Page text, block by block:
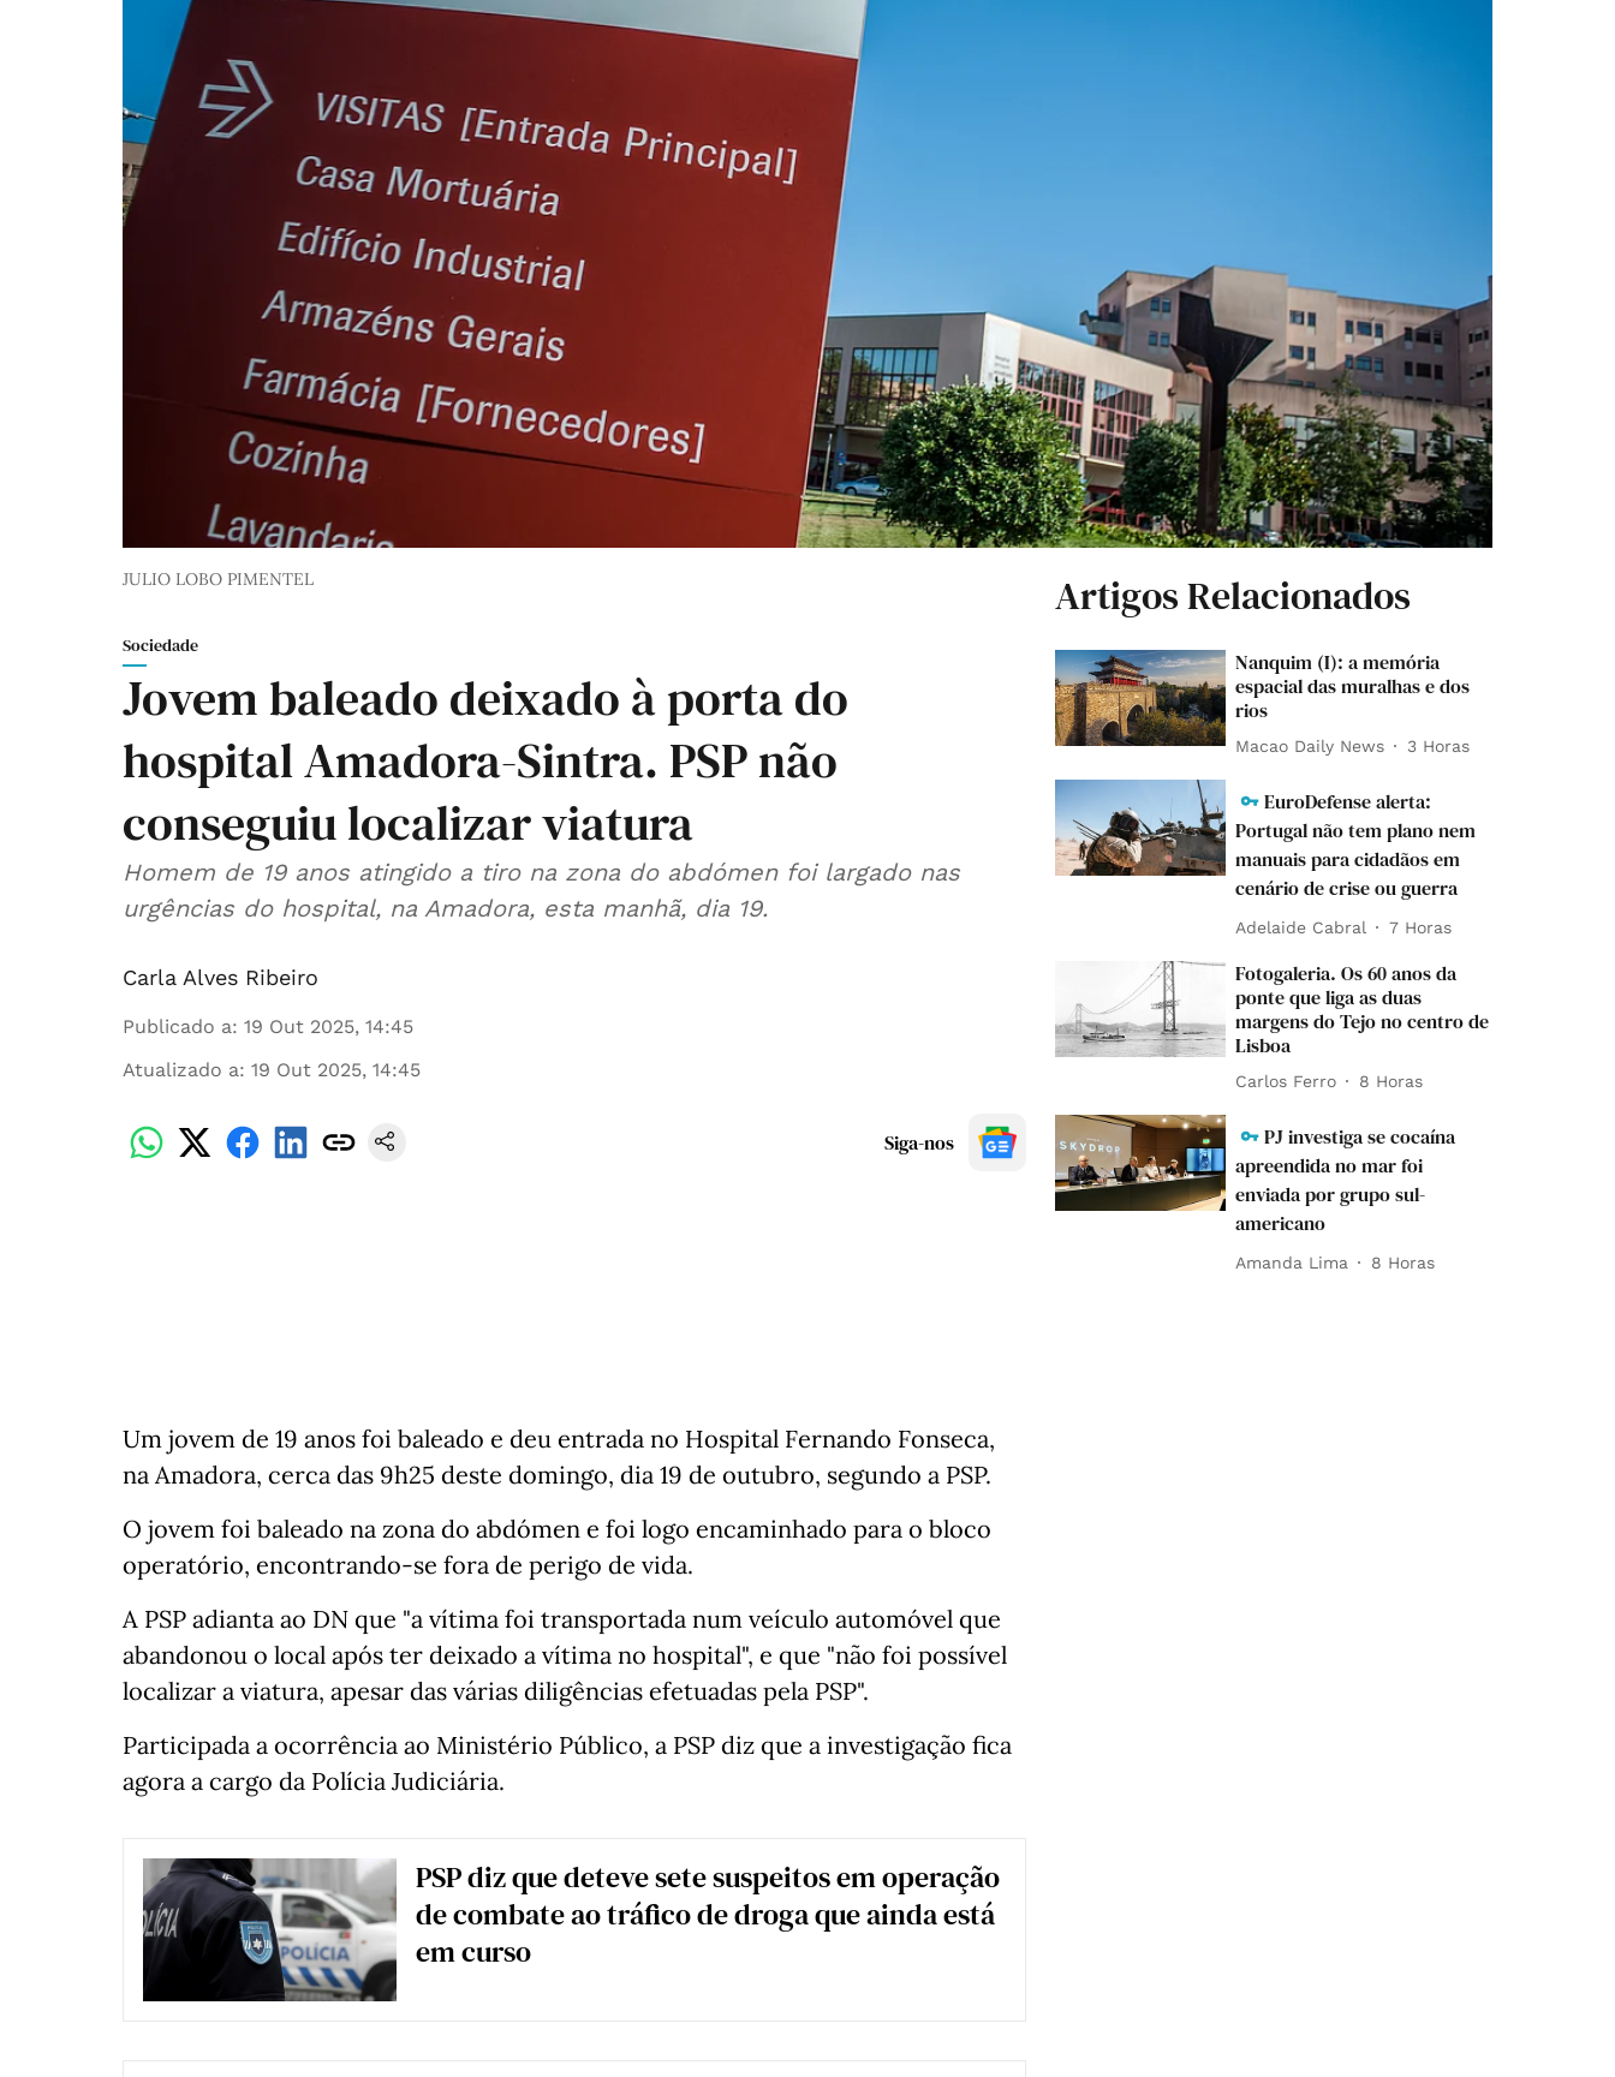
JULIO LOBO PIMENTEL
Sociedade
Jovem baleado deixado à porta do
hospital Amadora-Sintra. PSP não
conseguiu localizar viatura
Homem de 19 anos atingido a tiro na zona do abdómen foi largado nas
urgências do hospital, na Amadora, esta manhã, dia 19.
Carla Alves Ribeiro
Publicado a: 19 Out 2025, 14:45
Atualizado a: 19 Out 2025, 14:45
Siga-nos
Um jovem de 19 anos foi baleado e deu entrada no Hospital Fernando Fonseca,
na Amadora, cerca das 9h25 deste domingo, dia 19 de outubro, segundo a PSP.
O jovem foi baleado na zona do abdómen e foi logo encaminhado para o bloco
operatório, encontrando-se fora de perigo de vida.
A PSP adianta ao DN que "a vítima foi transportada num veículo automóvel que
abandonou o local após ter deixado a vítima no hospital", e que "não foi possível
localizar a viatura, apesar das várias diligências efetuadas pela PSP".
Participada a ocorrência ao Ministério Público, a PSP diz que a investigação fica
agora a cargo da Polícia Judiciária.
PSP diz que deteve sete suspeitos em operação
de combate ao tráfico de droga que ainda está
em curso
Artigos Relacionados
Nanquim (I): a memória
espacial das muralhas e dos
rios
Macao Daily News 3 Horas
EuroDefense alerta:
Portugal não tem plano nem
manuais para cidadãos em
cenário de crise ou guerra
Adelaide Cabral 7 Horas
Fotogaleria. Os 60 anos da
ponte que liga as duas
margens do Tejo no centro de
Lisboa
Carlos Ferro 8 Horas
PJ investiga se cocaína
apreendida no mar foi
enviada por grupo sul-
americano
Amanda Lima 8 Horas